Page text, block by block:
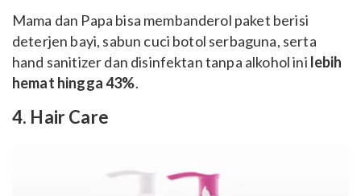
Mama dan Papa bisa membanderol paket berisi
deterjen bayi, sabun cuci botol serbaguna, serta
hand sanitizer dan disinfektan tanpa alkohol ini lebih
hemat hingga 43%.
4. Hair Care